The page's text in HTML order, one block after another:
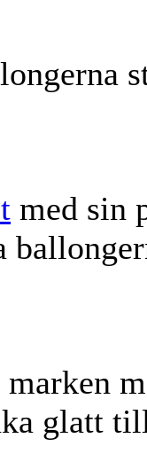
med sin
glatt